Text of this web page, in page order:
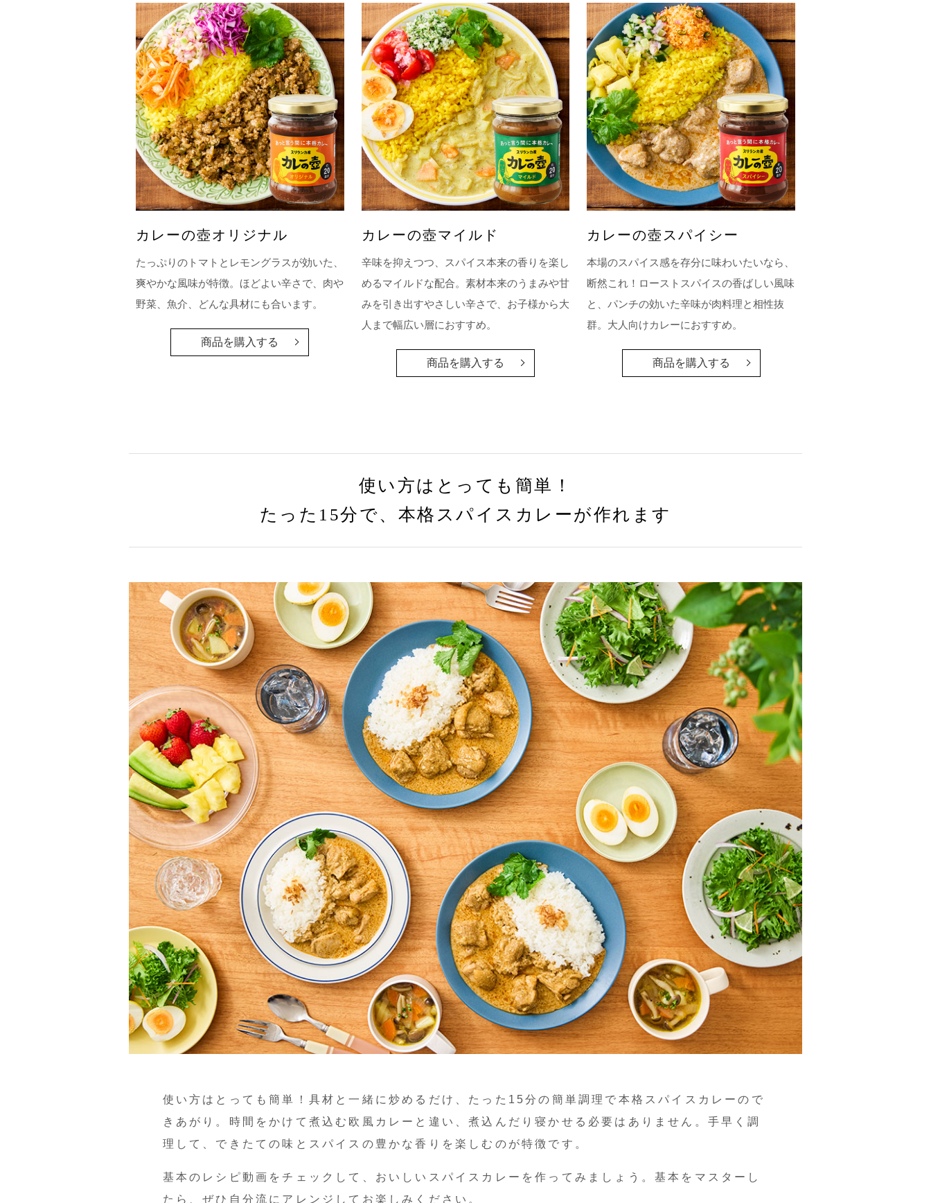
カレーの壺オリジナル
たっぷりのトマトとレモングラスが効いた、
爽やかな風味が特徴。ほどよい辛さで、肉や
野菜、魚介、どんな具材にも合います。
商品を購入する
カレーの壺マイルド
辛味を抑えつつ、スパイス本来の香りを楽し
めるマイルドな配合。素材本来のうまみや甘
みを引き出すやさしい辛さで、お子様から大
人まで幅広い層におすすめ。
商品を購入する
カレーの壺スパイシー
本場のスパイス感を存分に味わいたいなら、
断然これ！ローストスパイスの香ばしい風味
と、パンチの効いた辛味が肉料理と相性抜
群。大人向けカレーにおすすめ。
商品を購入する
使い方はとっても簡単！
たった15分で、本格スパイスカレーが作れます
使い方はとっても簡単！具材と一緒に炒めるだけ、たった15分の簡単調理で本格スパイスカレーので
きあがり。時間をかけて煮込む欧風カレーと違い、煮込んだり寝かせる必要はありません。手早く調
理して、できたての味とスパイスの豊かな香りを楽しむのが特徴です。
基本のレシピ動画をチェックして、おいしいスパイスカレーを作ってみましょう。基本をマスターし
たら、ぜひ自分流にアレンジしてお楽しみください。